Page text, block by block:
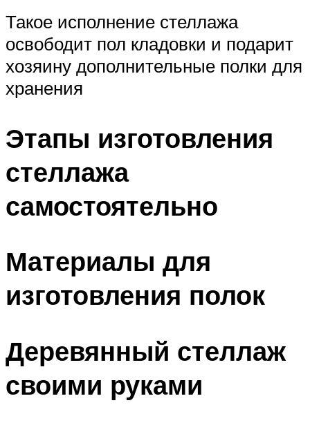
Такое исполнение стеллажа
освободит пол кладовки и подарит
хозяину дополнительные полки для
хранения
Этапы изготовления
стеллажа
самостоятельно
Материалы для
изготовления полок
Деревянный стеллаж
своими руками